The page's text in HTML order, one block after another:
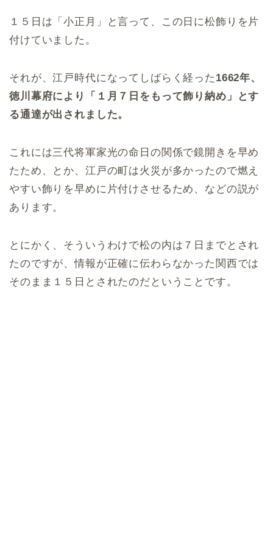
１５日は「小正月」と言って、この日に松飾りを片
付けていました。
それが、江戸時代になってしばらく経った 1662年、
徳川幕府により「１月７日をもって飾り納め」とす
る通達が出されました。
これには三代将軍家光の命日の関係で鏡開きを早め
たため、とか、江戸の町は火災が多かったので燃え
やすい飾りを早めに片付けさせるため、などの説が
あります。
とにかく、そういうわけで松の内は７日までとされ
たのですが、情報が正確に伝わらなかった関西では
そのまま１５日とされたのだということです。